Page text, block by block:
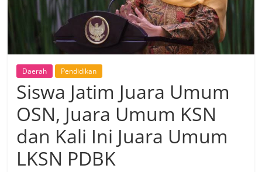
Daerah Pendidikan
Siswa Jatim Juara Umum
OSN, Juara Umum KSN
dan Kali Ini Juara Umum
LKSN PDBK